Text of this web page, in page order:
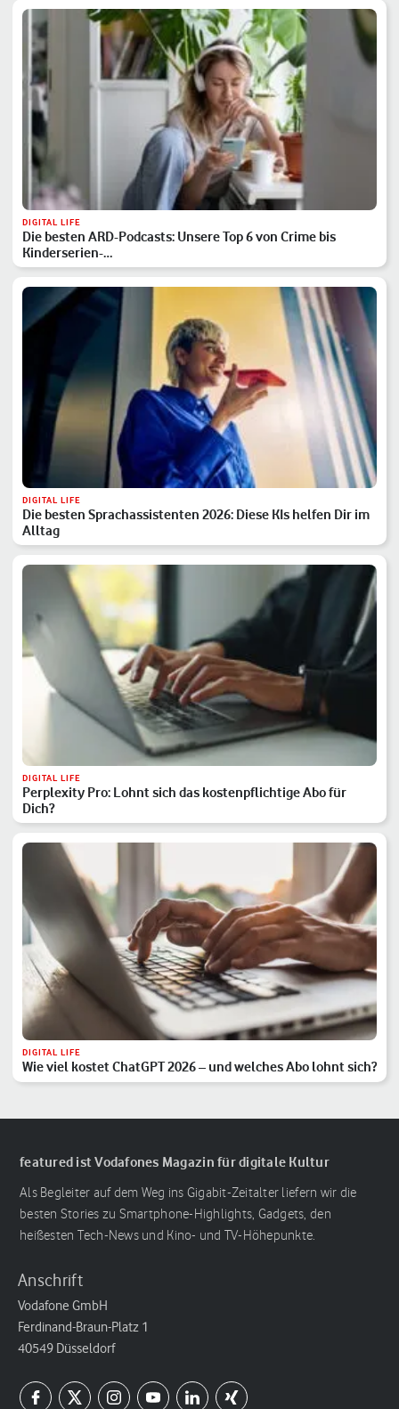
DIGITAL LIFE
Die besten ARD-Podcasts: Unsere Top 6 von Crime bis
Kinderserien-…
DIGITAL LIFE
Die besten Sprachassistenten 2026: Diese KIs helfen Dir im
Alltag
DIGITAL LIFE
Perplexity Pro: Lohnt sich das kostenpflichtige Abo für
Dich?
DIGITAL LIFE
Wie viel kostet ChatGPT 2026 – und welches Abo lohnt sich?
featured ist Vodafones Magazin für digitale Kultur
Als Begleiter auf dem Weg ins Gigabit-Zeitalter liefern wir die
besten Stories zu Smartphone-Highlights, Gadgets, den
heißesten Tech-News und Kino- und TV-Höhepunkte.
Anschrift
Vodafone GmbH
Ferdinand-Braun-Platz 1
40549 Düsseldorf